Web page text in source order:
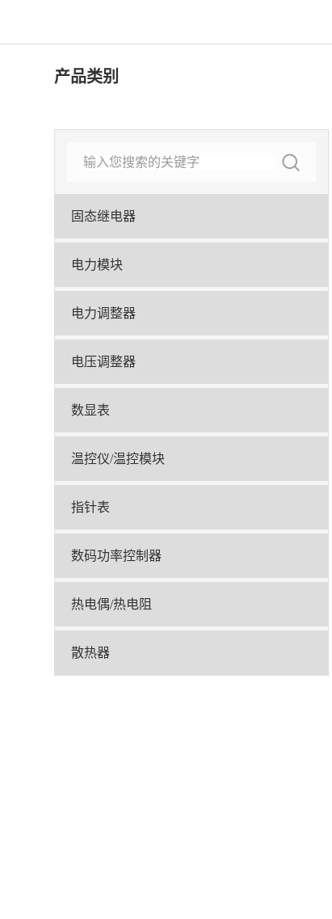
产品类别
固态继电器
电力模块
电力调整器
电压调整器
数显表
温控仪/温控模块
指针表
数码功率控制器
热电偶/热电阻
散热器